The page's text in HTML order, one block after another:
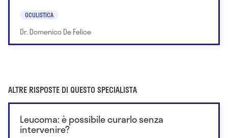
OCULISTICA
Dr. Domenico De Felice
ALTRE RISPOSTE DI QUESTO SPECIALISTA
Leucoma: è possibile curarlo senza
intervenire?